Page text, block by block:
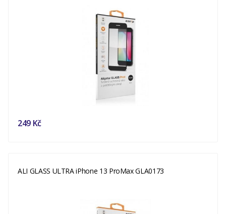
249 Kč
ALI GLASS ULTRA iPhone 13 ProMax GLA0173